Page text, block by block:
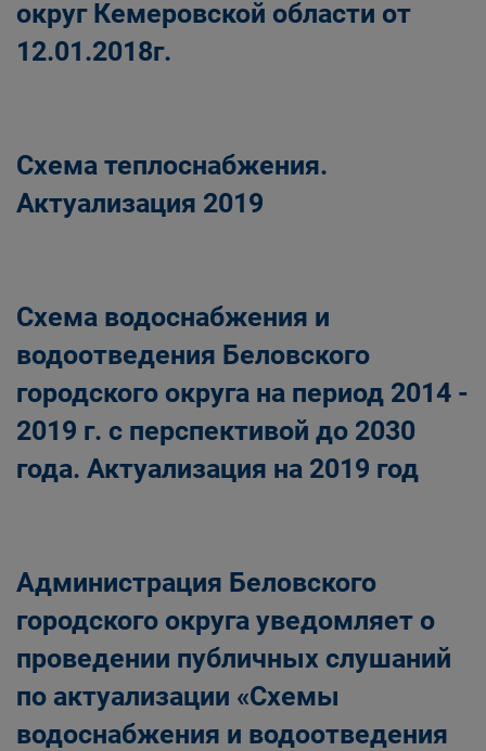
округ Кемеровской области от
12.01.2018г.
Схема теплоснабжения.
Актуализация 2019
Схема водоснабжения и
водоотведения Беловского
городского округа на период 2014 -
2019 г. с перспективой до 2030
года. Актуализация на 2019 год
Администрация Беловского
городского округа уведомляет о
проведении публичных слушаний
по актуализации «Схемы
водоснабжения и водоотведения